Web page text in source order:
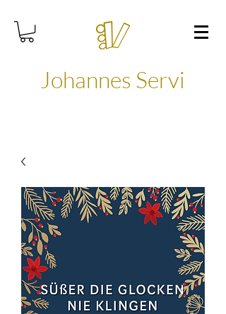
Johannes Servi